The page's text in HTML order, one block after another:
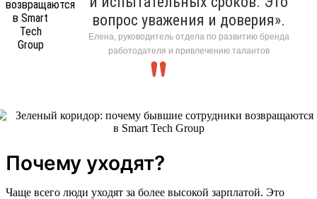
вопрос уважения и доверия».
Елена, руководитель отдела по развитию бренда
работодателя и привлечению талантов
Почему уходят?
Чаще всего люди уходят за более высокой зарплатой. Это